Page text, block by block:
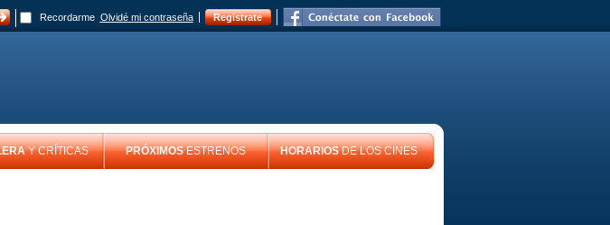
Recordarme Olvidé mi contraseña Registrate
Y CRÍTICAS PRÓXIMOSESTRENOS HORARIOSDE LOS CINES